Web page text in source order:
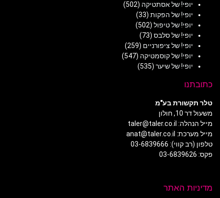
יופי! של אסתטיקה (502)
יופי! של הפקות (33)
יופי! של טיפול (502)
יופי! של סלבס (73)
יופי! של ציפורניים (259)
יופי! של קוסמטיקה (547)
יופי! של שיער (535)
כתובתנו
טלר תקשורת בע"מ
משעול דר 10, חולון
מייל הנהלה: taler@taler.co.il
מייל מערכת: anat@taler.co.il
טלפון (רב קווי): 03-6839666
פקס: 03-6839626
מדיניות האתר